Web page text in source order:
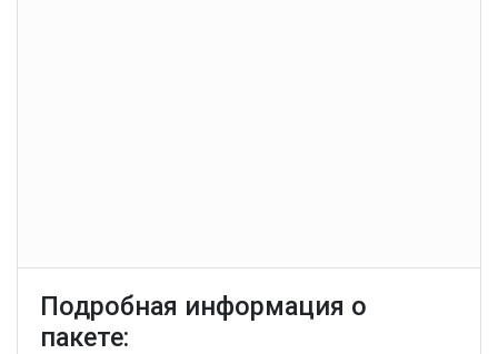
Подробная информация о
пакете: